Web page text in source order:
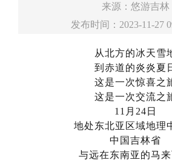
来源： 悠游吉林
发布时间：2023-11-27
从北方的冰天雪
到赤道的炎炎夏
这是一次惊喜之
这是一次交流之
11月24日
地处东北亚区域地理
中国吉林省
与远在东南亚的马来